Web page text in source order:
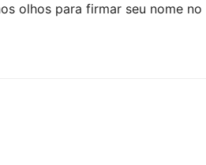
olhos para firmar seu nome